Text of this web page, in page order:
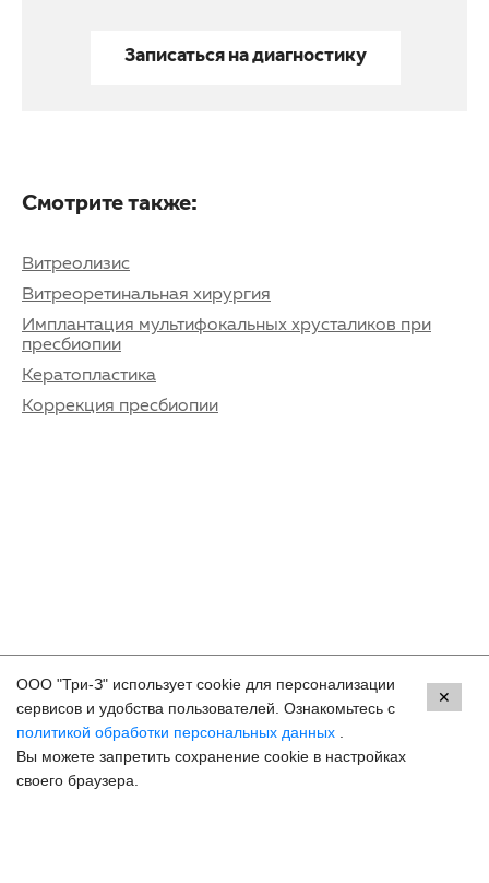
Задать вопрос
Записаться на диагностику
Смотрите также:
Витреолизис
Витреоретинальная хирургия
Имплантация мультифокальных хрусталиков при
пресбиопии
Кератопластика
Коррекция пресбиопии
Контакты
Махачкала, пр.Имама Шамиля, д.24 а/1
8 (800) 250-33-30
ООО "Три-З" использует cookie для персонализации
сервисов и удобства пользователей. Ознакомьтесь с
политикой обработки персональных данных
Вы можете запретить сохранение cookie в настройках
своего браузера.
✕